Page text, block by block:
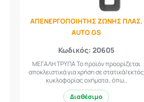
ΑΠΕΝΕΡΓΟΠΟΙΗΤΗΣ ΖΩΝΗΣ ΠΛΑΣ.
AUTO GS
Κωδικός: 20605
ΜΕΓΑΛΗ ΤΡΥΠΑ Το προϊόν προορίζεται
αποκλειστικά για χρήση σε στατικά/εκτός
κυκλοφορίας οχήματα , όπω..
Διαθέσιμο